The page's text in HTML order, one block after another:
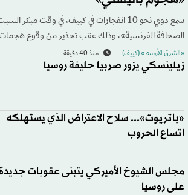
سمع دوي نحو 10 انفجارات في كييف، في وقت
الصحافة الفرنسية»، وذلك عقب تحذير من وقوع هجمات
«الشرق الأوسط» (كييف) منذ 40 دقيقة
زيلينسكي يزور صربيا حليفة روسيا
«باتريوت»... سلاح الاعتراض الذي يستهلكه
اتساع الحروب
مجلس الشيوخ الأميركي يتبنى عقوبات
على روسيا